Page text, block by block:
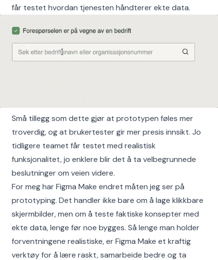
får testet hvordan tjenesten håndterer ekte data.
Små tillegg som dette gjør at prototypen føles mer
troverdig, og at brukertester gir mer presis innsikt. Jo
tidligere teamet får testet med realistisk
funksjonalitet, jo enklere blir det å ta velbegrunnede
beslutninger om veien videre.
For meg har Figma Make endret måten jeg ser på
prototyping. Det handler ikke bare om å lage klikkbare
skjermbilder, men om å teste faktiske konsepter med
ekte data, lenge før noe bygges. Så lenge man holder
forventningene realistiske, er Figma Make et kraftig
verktøy for å lære raskt, samarbeide bedre og ta